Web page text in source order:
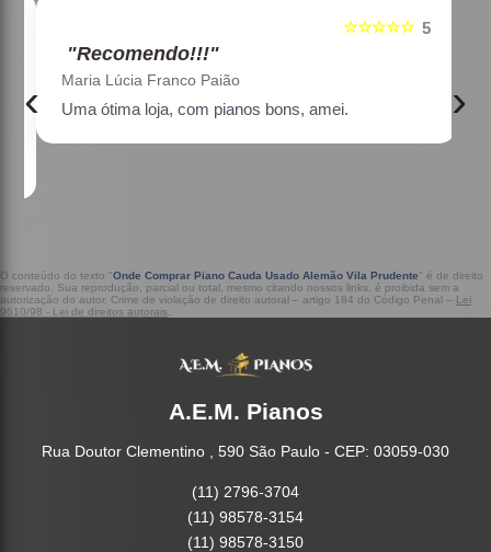
5
☆☆☆☆☆
"Recomendo!!!"
Maria Lúcia Franco Paião
Uma ótima loja, com pianos bons, amei.
‹ ›
O conteúdo do texto "Onde Comprar Piano Cauda Usado Alemão Vila Prudente" é de direito
reservado. Sua reprodução, parcial ou total, mesmo citando nossos links, é proibida sem a
autorização do autor. Crime de violação de direito autoral – artigo 184 do Código Penal – Lei
9610/98 - Lei de direitos autorais
A.E.M. Pianos
Rua Doutor Clementino , 590 São Paulo - CEP: 03059-030
(11) 2796-3704
(11) 98578-3154
(11) 98578-3150